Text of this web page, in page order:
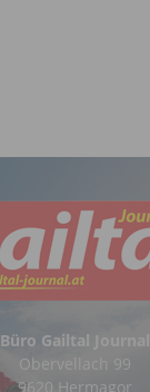
Büro Gailtal Journal
Obervellach 99
9620 Hermagor